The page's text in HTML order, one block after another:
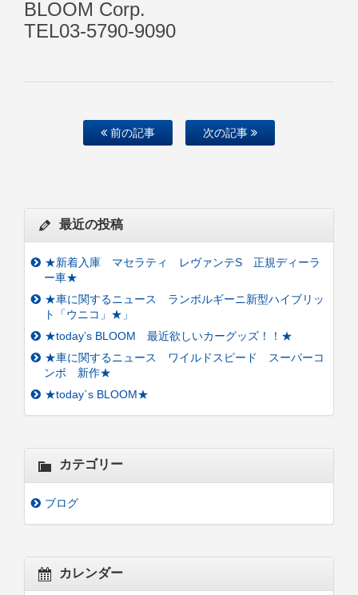
BLOOM Corp.
TEL03-5790-9090
前の記事 次の記事
最近の投稿
★新着入庫 マセラティ レヴァンテS 正規ディーラ
ー車★
★車に関するニュース ランボルギーニ新型ハイブリッ
ト「ウニコ」★」
★today’s BLOOM 最近欲しいカーグッズ！！★
★車に関するニュース ワイルドスピード スーパーコ
ンボ 新作★
★today`s BLOOM★
カテゴリー
ブログ
カレンダー